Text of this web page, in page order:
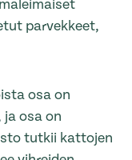
parvekkeet,
osa on
osa on
tutkii kattojen